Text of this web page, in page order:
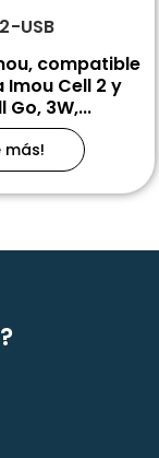
USB
compatible
Cell 2 y
Go, 3W,...
más!